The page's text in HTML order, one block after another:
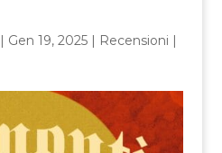
| Gen 19, 2025| Recensioni |